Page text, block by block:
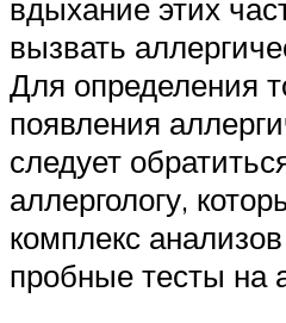
вдыхание этих
вызвать
Для определения
появления
следует
аллергологу,
комплекс
пробные тесты на